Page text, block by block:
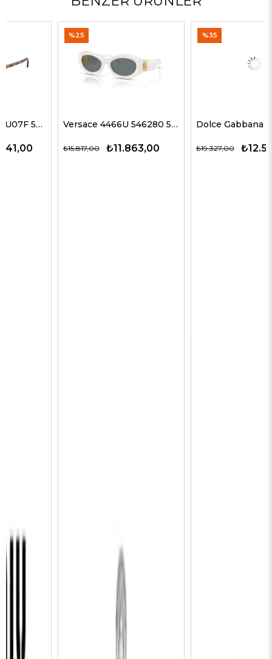
Versace 4466U 546280 54 G Kadın Güneş Gözlükleri
₺11.863,00
₺15.817,00
Dolce Gabbana 4469 501/87 59 G Kadın Güneş Gözlükleri
₺12.563,00
₺19.327,00